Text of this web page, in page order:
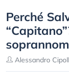
Perché
Alessandro